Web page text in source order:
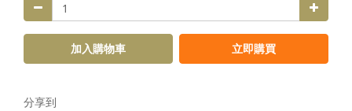
加入購物車 立即購買
分享到